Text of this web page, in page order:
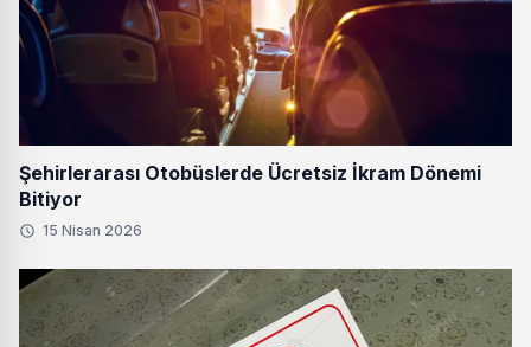
Şehirlerarası Otobüslerde Ücretsiz İkram Dönemi
Bitiyor
15 Nisan 2026